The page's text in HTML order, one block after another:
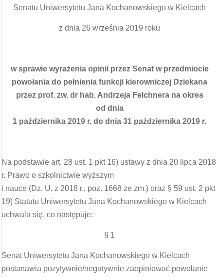
Senatu Uniwersytetu Jana Kochanowskiego w Kielcach
z dnia 26 września 2019 roku
w sprawie wyrażenia opinii przez Senat w przedmiocie
powołania do pełnienia funkcji kierowniczej Dziekana
przez prof. zw. dr hab. Andrzeja Felchnera na okres
od dnia
1 października 2019 r. do dnia 31 października 2019 r.
Na podstawie art. 28 ust. 1 pkt 16) ustawy z dnia 20 lipca 2018
r. Prawo o szkolnictwie wyższym
i nauce (Dz. U. z 2018 r., poz. 1668 ze zm.) oraz § 59 ust. 2 pkt
19) Statutu Uniwersytetu Jana Kochanowskiego w Kielcach
uchwala się, co następuje:
§ 1
Senat Uniwersytetu Jana Kochanowskiego w Kielcach
postanawia pozytywnie/negatywnie zaopiniować powołanie